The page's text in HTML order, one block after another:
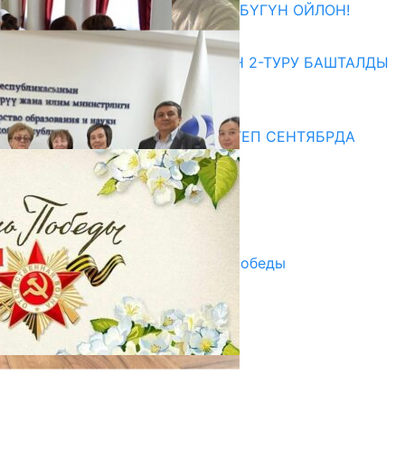
ӨЗҮҢДҮН КЕЛЕЧЕГИҢ ҮЧҮН БҮГҮН ОЙЛОН!
20.07.2026
ЖОЖДОРГО КАБЫЛ АЛУУНУН 2-ТУРУ БАШТАЛДЫ
20.07.2026
Медиа
СУЗАКТА 750 ОРУНДУУ МЕКТЕП СЕНТЯБРДА
ПАЙДАЛАНУУГА БЕРИЛЕТ
07.08.2025
Улуу Жеңиштин жандуу сөзү
29.04.2025
Награды в преддверии Дня Победы
29.04.2025